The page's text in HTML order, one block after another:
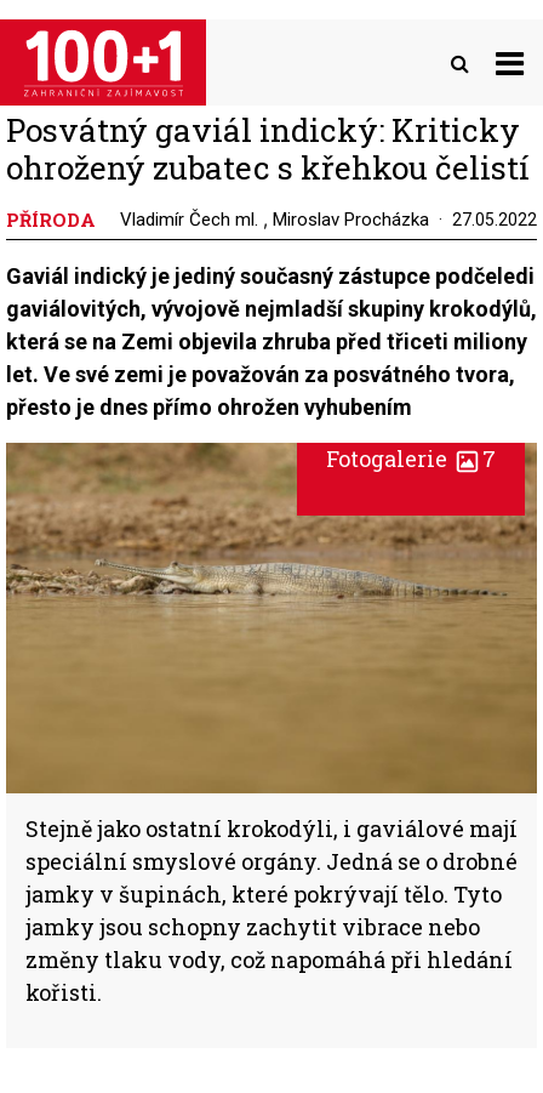
Přejít
hlavnímu
obsahu
Posvátný gaviál indický: Kriticky
ohrožený zubatec s křehkou čelistí
PŘÍRODA Vladimír Čech ml. , Miroslav Procházka 27.05.2022
Gaviál indický je jediný současný zástupce podčeledi
gaviálovitých, vývojově nejmladší skupiny krokodýlů,
která se na Zemi objevila zhruba před třiceti miliony
let. Ve své zemi je považován za posvátného tvora,
přesto je dnes přímo ohrožen vyhubením
Stejně jako ostatní krokodýli, i gaviálové mají
speciální smyslové orgány. Jedná se o drobné
jamky v šupinách, které pokrývají tělo. Tyto
jamky jsou schopny zachytit vibrace nebo
změny tlaku vody, což napomáhá při hledání
kořisti.
Fotogalerie 7